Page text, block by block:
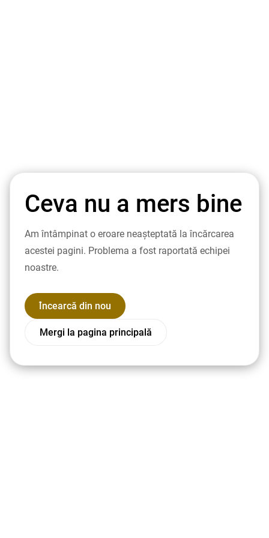
Ceva nu a mers bine
Am întâmpinat o eroare neașteptată la încărcarea
acestei pagini. Problema a fost raportată echipei
noastre.
Încearcă din nou
Mergi la pagina principală